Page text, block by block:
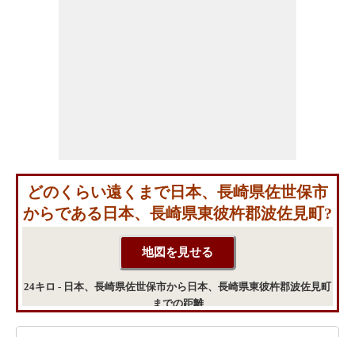
どのくらい遠くまで日本、長崎県佐世保市
からである日本、長崎県東彼杵郡波佐見町?
24キロ - 日本、長崎県佐世保市から日本、長崎県東彼杵郡波佐見町
までの距離